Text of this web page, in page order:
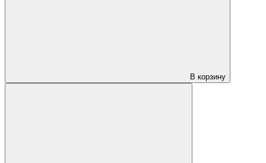
В корзину